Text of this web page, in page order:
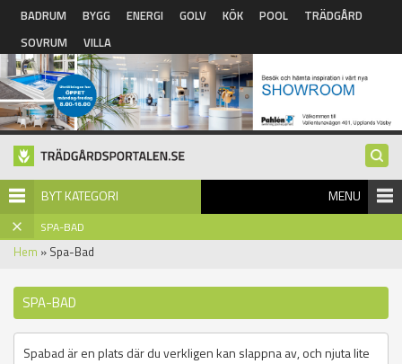
Hoppa till huvudinnehåll
BADRUM BYGG ENERGI GOLV KÖK POOL
TRÄDGÅRD
SOVRUM
VILLA
BYT KATEGORI MENU
SPA-BAD
Hem » Spa-Bad
SPA-BAD
Spabad är en plats där du verkligen kan slappna av, och njuta lite